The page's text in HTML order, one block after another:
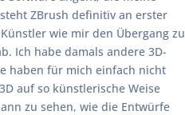
ZBrush definitiv an erster
wie mir den Übergang zu
Ich habe damals andere 3D-
haben für mich einfach nicht
auf so künstlerische Weise
zu sehen, wie die Entwürfe